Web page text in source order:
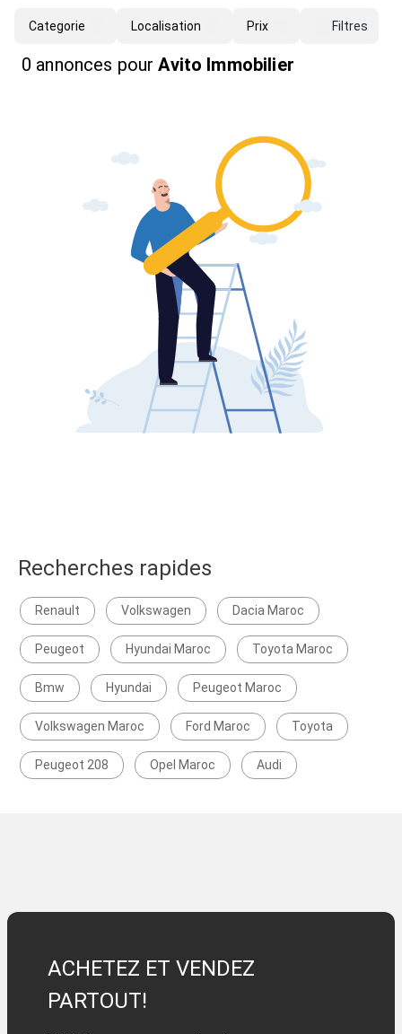
Categorie Localisation Prix Filtres
0 annonces pour Avito Immobilier
Recherches rapides
Renault Volkswagen Dacia Maroc
Peugeot Hyundai Maroc Toyota Maroc
Bmw Hyundai Peugeot Maroc
Volkswagen Maroc Ford Maroc Toyota
Peugeot 208 Opel Maroc Audi
ACHETEZ ET VENDEZ
PARTOUT!